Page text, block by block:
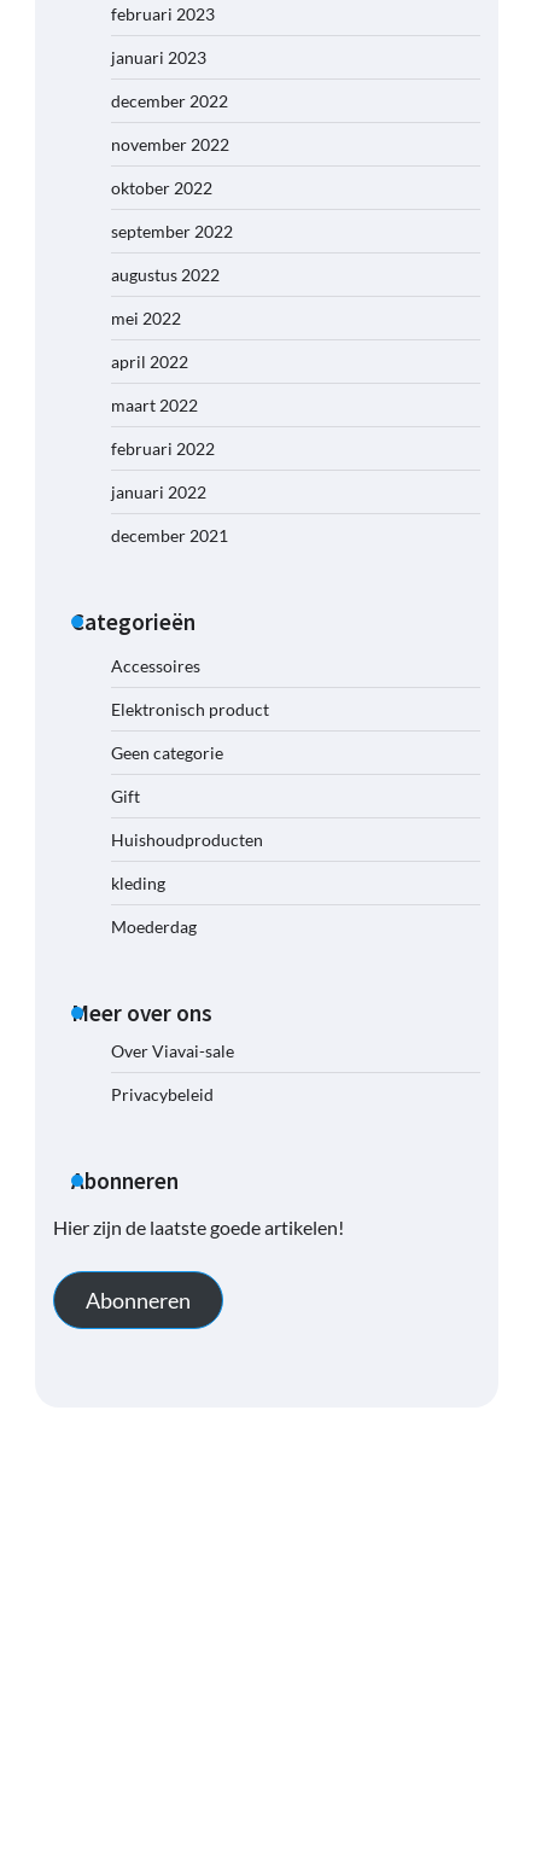
februari 2023
januari 2023
december 2022
november 2022
oktober 2022
september 2022
augustus 2022
mei 2022
april 2022
maart 2022
februari 2022
januari 2022
december 2021
Categorieën
Accessoires
Elektronisch product
Geen categorie
Gift
Huishoudproducten
kleding
Moederdag
Meer over ons
Over Viavai-sale
Privacybeleid
Abonneren
Hier zijn de laatste goede artikelen!
Abonneren